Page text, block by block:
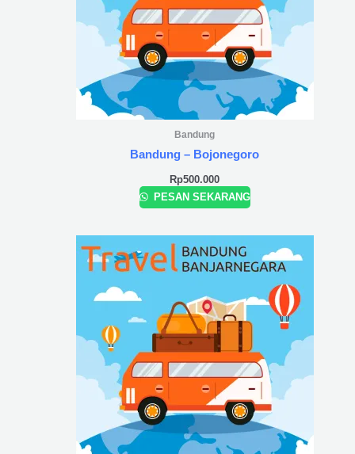
Bandung
Bandung – Bojonegoro
Rp500.000
PESAN SEKARANG